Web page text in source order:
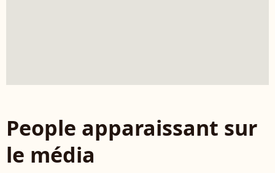
People apparaissant sur
le média